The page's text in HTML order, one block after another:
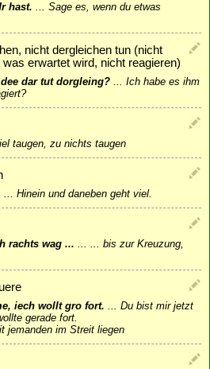
hast.
Sage es, wenn du etwas
nicht dergleichen tun (nicht
was erwartet wird, nicht reagieren)
dar tut dorgleing?
Ich habe es ihm
taugen, zu nichts taugen
Hinein und daneben geht viel.
rachts wag ...
... bis zur Kreuzung,
iech wollt gro fort.
Du bist mir jetzt
gerade fort.
jemanden im Streit liegen